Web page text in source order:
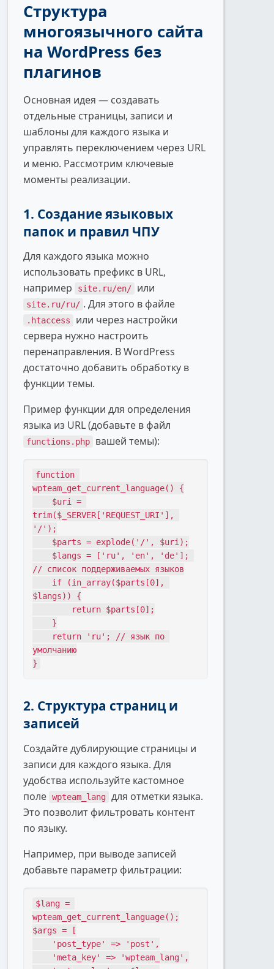
Структура
многоязычного сайта
на WordPress без
плагинов
Основная идея — создавать
отдельные страницы, записи и
шаблоны для каждого языка и
управлять переключением через URL
и меню. Рассмотрим ключевые
моменты реализации.
1. Создание языковых
папок и правил ЧПУ
Для каждого языка можно
использовать префикс в URL,
например
site.ru/en/ или
site.ru/ru/ . Для этого в файле
.htaccess
или через настройки
сервера нужно настроить
перенаправления. В WordPress
достаточно добавить обработку в
функции темы.
Пример функции для определения
языка из URL (добавьте в файл
functions.php вашей темы):
function
wpteam_get_current_language() {
trim($_SERVER['REQUEST_URI'],
'/');
// список поддерживаемых языков
$langs)) {
умолчанию
}
2. Структура страниц и
записей
Создайте дублирующие страницы и
записи для каждого языка. Для
удобства используйте кастомное
поле wpteam_lang для отметки языка.
Это позволит фильтровать контент
по языку.
Например, при выводе записей
добавьте параметр фильтрации:
$lang =
wpteam_get_current_language();
$args = [